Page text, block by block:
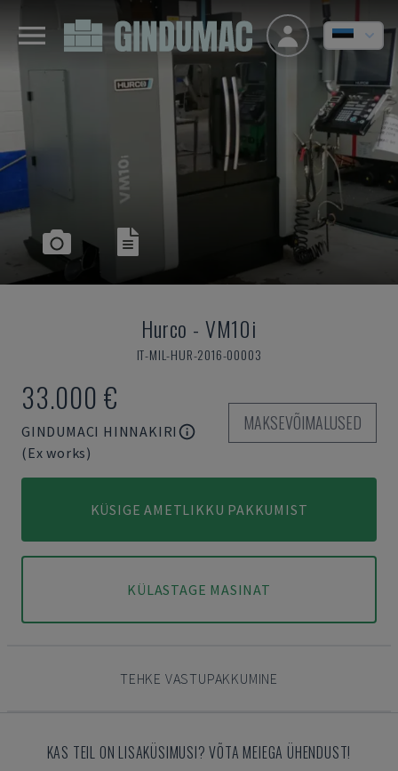
Hurco - VM10i
IT-MIL-HUR-2016-00003
33.000 €
GINDUMACI HINNAKIRI
(Ex works)
MAKSEVÕIMALUSED
KÜSIGE AMETLIKKU PAKKUMIST
KÜLASTAGE MASINAT
TEHKE VASTUPAKKUMINE
KAS TEIL ON LISAKÜSIMUSI? VÕTA MEIEGA ÜHENDUST!